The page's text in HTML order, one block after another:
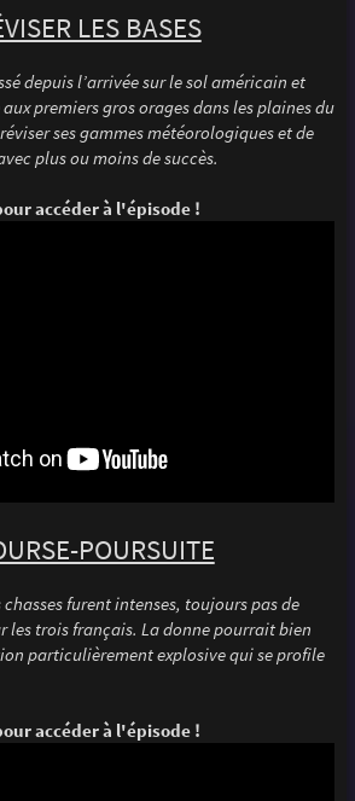
LES BASES
depuis l’arrivée sur le sol américain et
premiers gros orages dans les plaines du
ses gammes météorologiques et de
plus ou moins de succès.
accéder à l'épisode !
POURSUITE
furent intenses, toujours pas de
les trois français. La donne pourrait bien
particulièrement explosive qui se profile
accéder à l'épisode !